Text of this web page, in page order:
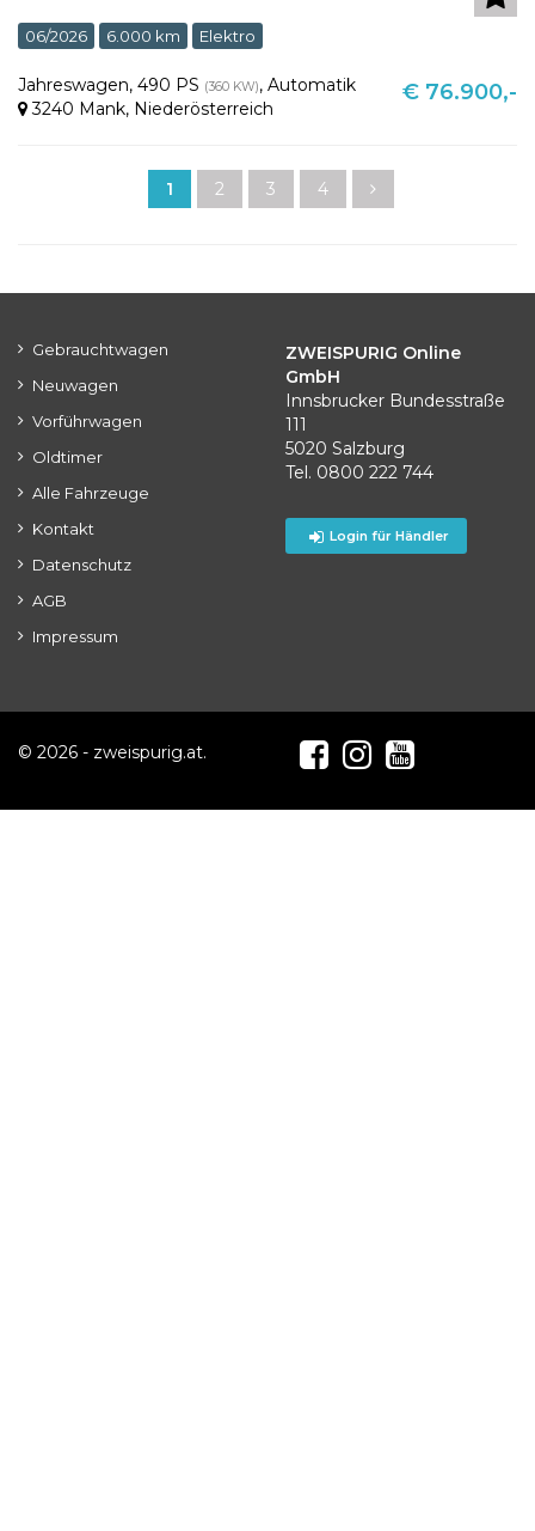
06/2026 6.000 km Elektro
Jahreswagen, 490 PS (360 KW), Automatik
3240 Mank, Niederösterreich
€ 76.900,-
1 2 3 4
Gebrauchtwagen
Neuwagen
Vorführwagen
Oldtimer
Alle Fahrzeuge
Kontakt
Datenschutz
AGB
Impressum
ZWEISPURIG Online
GmbH
Innsbrucker Bundesstraße
111
5020 Salzburg
Tel. 0800 222 744
Login für Händler
© 2026 - zweispurig.at.